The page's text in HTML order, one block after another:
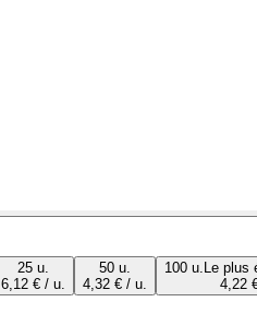
25 u.
6,12 € / u.
50 u.
4,32 € / u.
100 u. Le plus
4,22